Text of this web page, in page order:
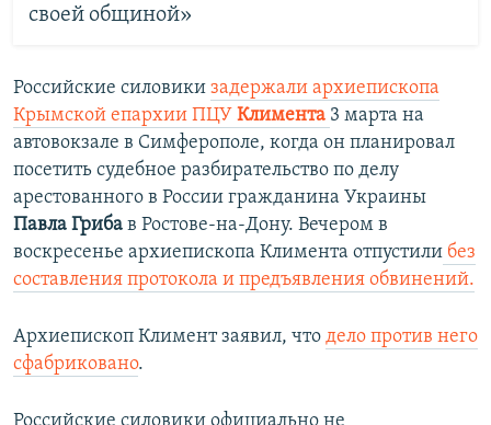
своей общиной»
Российские силовики задержали архиепископа
Крымской епархии ПЦУ Климента 3 марта на
автовокзале в Симферополе​, когда он планировал
посетить судебное разбирательство по делу
арестованного в России гражданина Украины
Павла Гриба в Ростове-на-Дону. Вечером в
воскресенье архиепископа Климента отпустили без
составления протокола и предъявления обвинений.
Архиепископ Климент заявил, что дело против него
сфабриковано.
Российские силовики официально не